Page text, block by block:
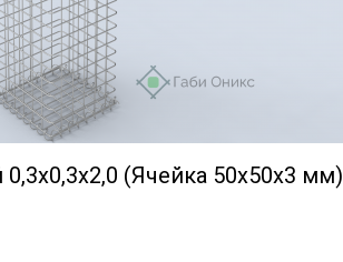
(Ячейка 50х50х3 мм)